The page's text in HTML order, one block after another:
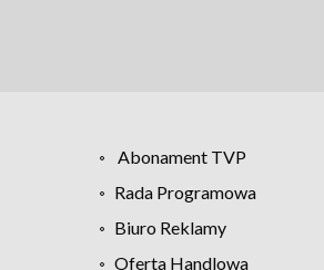
Abonament TVP
Rada Programowa
Biuro Reklamy
Oferta Handlowa